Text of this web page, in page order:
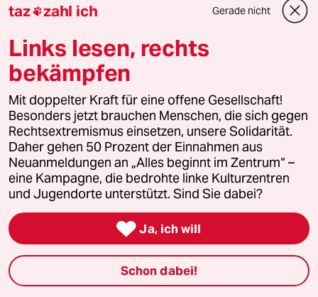
Kräfte inzwischen geworden sind. Gerade jetzt
braucht es Zusammenhalt und Solidarität. Auch
und vor allem mit den Menschen, die sich vor Ort
für eine starke Zivilgesellschaft einsetzen. Die taz
kooperiert deshalb mit "Alles beginnt im
Zentrum". Die Kampagne unterstützt bundesweit
linke, selbstverwaltete Orte und baut einen
solidarischen Fonds für deren Schutz und Erhalt
auf. Eine offene Gesellschaft braucht guten, frei
zugänglichen Journalismus – und
zivilgesellschaftliches Engagement. Finden Sie
auch? Dann machen Sie mit und unterstützen Sie
unsere Aktion.
Jetzt unterstützen
taz zahl ich Gerade nicht
Links lesen, rechts
bekämpfen
Mit doppelter Kraft für eine offene Gesellschaft!
Besonders jetzt brauchen Menschen, die sich gegen
Rechtsextremismus einsetzen, unsere Solidarität.
Daher gehen 50 Prozent der Einnahmen aus
Neuanmeldungen an „Alles beginnt im Zentrum“ –
eine Kampagne, die bedrohte linke Kulturzentren
und Jugendorte unterstützt. Sind Sie dabei?
 Ja, ich will
Schon dabei!